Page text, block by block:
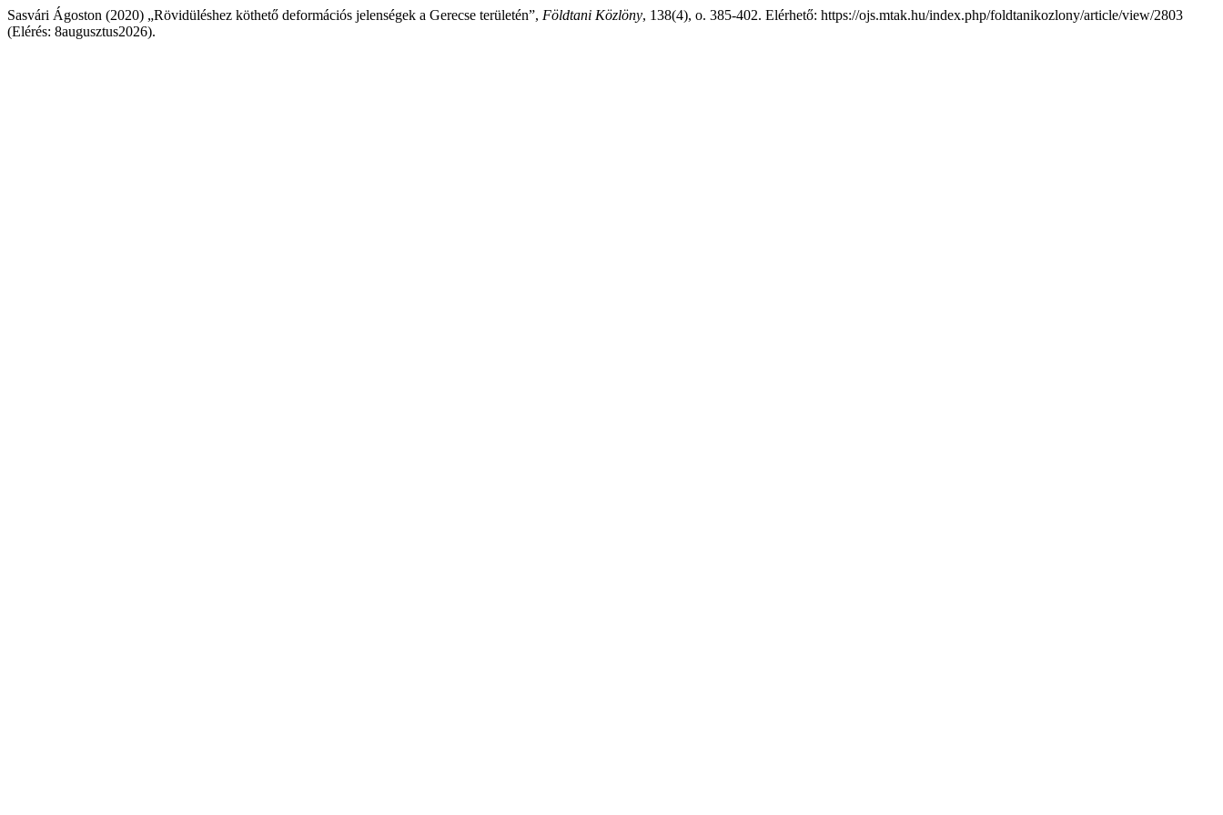
Sasvári Ágoston (2020) „Rövidüléshez köthető deformációs jelenségek a Gerecse területén”, Földtani Közlöny, 138(4), o. 385-402. Elérhető: https://ojs.mtak.hu/index.php/foldtanikozlony/article/view/2803
(Elérés: 8augusztus2026).